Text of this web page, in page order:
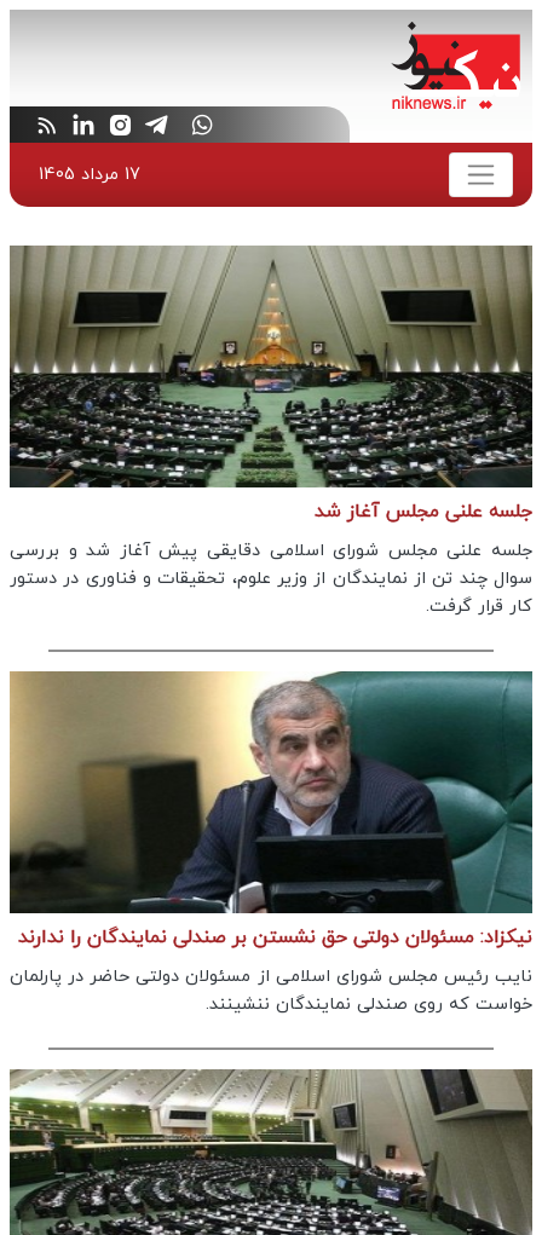
17 مرداد 1405
جلسه علنی مجلس آغاز شد
جلسه علنی مجلس شورای اسلامی دقایقی پیش آغاز شد و بررسی
سوال چند تن از نمایندگان از وزیر علوم، تحقیقات و فناوری در دستور
کار قرار گرفت.
نیکزاد: مسئولان دولتی حق نشستن بر صندلی نمایندگان را ندارند
نایب رئیس مجلس شورای اسلامی از مسئولان دولتی حاضر در پارلمان
خواست که روی صندلی نمایندگان ننشینند.